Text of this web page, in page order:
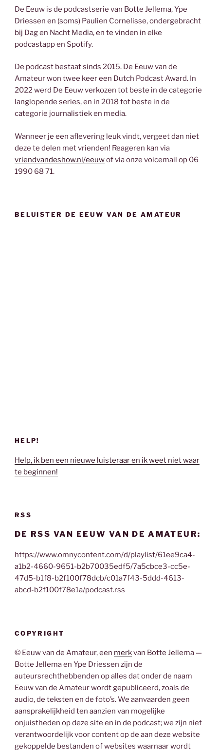
De Eeuw is de podcastserie van Botte Jellema, Ype
Driessen en (soms) Paulien Cornelisse, ondergebracht
bij Dag en Nacht Media, en te vinden in elke
podcastapp en Spotify.
De podcast bestaat sinds 2015. De Eeuw van de
Amateur won twee keer een Dutch Podcast Award. In
2022 werd De Eeuw verkozen tot beste in de categorie
langlopende series, en in 2018 tot beste in de
categorie journalistiek en media.
Wanneer je een aflevering leuk vindt, vergeet dan niet
deze te delen met vrienden! Reageren kan via
vriendvandeshow.nl/eeuwof via onze voicemail op 06
1990 68 71.
BELUISTER DE EEUW VAN DE AMATEUR
HELP!
Help, ik ben een nieuwe luisteraar en ik weet niet waar
te beginnen!
RSS
DE RSS VAN EEUW VAN DE AMATEUR:
https://www.omnycontent.com/d/playlist/61ee9ca4-
a1b2-4660-9651-b2b70035edf5/7a5cbce3-cc5e-
47d5-b1f8-b2f100f78dcb/c01a7f43-5ddd-4613-
abcd-b2f100f78e1a/podcast.rss
COPYRIGHT
© Eeuw van de Amateur, een merkvan Botte Jellema —
Botte Jellema en Ype Driessen zijn de
auteursrechthebbenden op alles dat onder de naam
Eeuw van de Amateur wordt gepubliceerd, zoals de
audio, de teksten en de foto’s. We aanvaarden geen
aansprakelijkheid ten aanzien van mogelijke
onjuistheden op deze site en in de podcast; we zijn niet
verantwoordelijk voor content op de aan deze website
gekoppelde bestanden of websites waarnaar wordt